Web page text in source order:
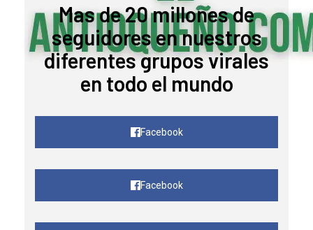
Mas de 20 millones de
seguidores en nuestros
diferentes grupos virales
en todo el mundo
Facebook
Facebook